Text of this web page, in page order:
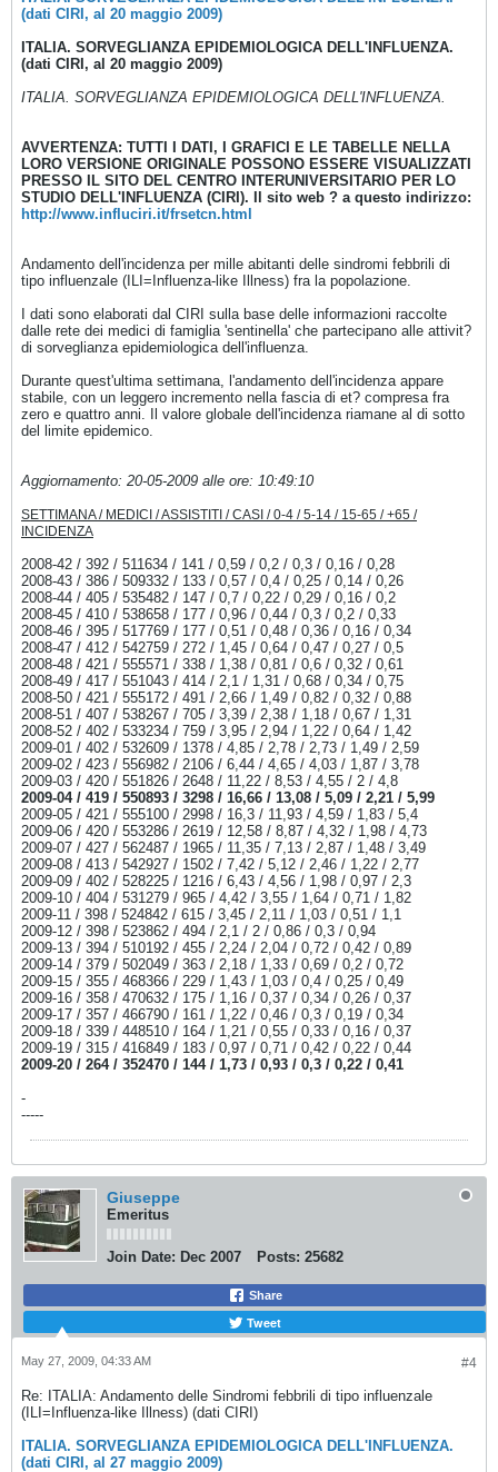
(dati CIRI, al 20 maggio 2009)
ITALIA. SORVEGLIANZA EPIDEMIOLOGICA DELL'INFLUENZA.
(dati CIRI, al 20 maggio 2009)
ITALIA. SORVEGLIANZA EPIDEMIOLOGICA DELL'INFLUENZA.
AVVERTENZA: TUTTI I DATI, I GRAFICI E LE TABELLE NELLA
LORO VERSIONE ORIGINALE POSSONO ESSERE VISUALIZZATI
PRESSO IL SITO DEL CENTRO INTERUNIVERSITARIO PER LO
STUDIO DELL'INFLUENZA (CIRI). Il sito web ? a questo indirizzo:
http://www.influciri.it/frsetcn.html
Andamento dell'incidenza per mille abitanti delle sindromi febbrili di
tipo influenzale (ILI=Influenza-like Illness) fra la popolazione.
I dati sono elaborati dal CIRI sulla base delle informazioni raccolte
dalle rete dei medici di famiglia 'sentinella' che partecipano alle attivit?
di sorveglianza epidemiologica dell'influenza.
Durante quest'ultima settimana, l'andamento dell'incidenza appare
stabile, con un leggero incremento nella fascia di et? compresa fra
zero e quattro anni. Il valore globale dell'incidenza riamane al di sotto
del limite epidemico.
Aggiornamento: 20-05-2009 alle ore: 10:49:10
SETTIMANA / MEDICI / ASSISTITI / CASI / 0-4 / 5-14 / 15-65 / +65 /
INCIDENZA
2008-42 / 392 / 511634 / 141 / 0,59 / 0,2 / 0,3 / 0,16 / 0,28
2008-43 / 386 / 509332 / 133 / 0,57 / 0,4 / 0,25 / 0,14 / 0,26
2008-44 / 405 / 535482 / 147 / 0,7 / 0,22 / 0,29 / 0,16 / 0,2
2008-45 / 410 / 538658 / 177 / 0,96 / 0,44 / 0,3 / 0,2 / 0,33
2008-46 / 395 / 517769 / 177 / 0,51 / 0,48 / 0,36 / 0,16 / 0,34
2008-47 / 412 / 542759 / 272 / 1,45 / 0,64 / 0,47 / 0,27 / 0,5
2008-48 / 421 / 555571 / 338 / 1,38 / 0,81 / 0,6 / 0,32 / 0,61
2008-49 / 417 / 551043 / 414 / 2,1 / 1,31 / 0,68 / 0,34 / 0,75
2008-50 / 421 / 555172 / 491 / 2,66 / 1,49 / 0,82 / 0,32 / 0,88
2008-51 / 407 / 538267 / 705 / 3,39 / 2,38 / 1,18 / 0,67 / 1,31
2008-52 / 402 / 533234 / 759 / 3,95 / 2,94 / 1,22 / 0,64 / 1,42
2009-01 / 402 / 532609 / 1378 / 4,85 / 2,78 / 2,73 / 1,49 / 2,59
2009-02 / 423 / 556982 / 2106 / 6,44 / 4,65 / 4,03 / 1,87 / 3,78
2009-03 / 420 / 551826 / 2648 / 11,22 / 8,53 / 4,55 / 2 / 4,8
2009-04 / 419 / 550893 / 3298 / 16,66 / 13,08 / 5,09 / 2,21 / 5,99
2009-05 / 421 / 555100 / 2998 / 16,3 / 11,93 / 4,59 / 1,83 / 5,4
2009-06 / 420 / 553286 / 2619 / 12,58 / 8,87 / 4,32 / 1,98 / 4,73
2009-07 / 427 / 562487 / 1965 / 11,35 / 7,13 / 2,87 / 1,48 / 3,49
2009-08 / 413 / 542927 / 1502 / 7,42 / 5,12 / 2,46 / 1,22 / 2,77
2009-09 / 402 / 528225 / 1216 / 6,43 / 4,56 / 1,98 / 0,97 / 2,3
2009-10 / 404 / 531279 / 965 / 4,42 / 3,55 / 1,64 / 0,71 / 1,82
2009-11 / 398 / 524842 / 615 / 3,45 / 2,11 / 1,03 / 0,51 / 1,1
2009-12 / 398 / 523862 / 494 / 2,1 / 2 / 0,86 / 0,3 / 0,94
2009-13 / 394 / 510192 / 455 / 2,24 / 2,04 / 0,72 / 0,42 / 0,89
2009-14 / 379 / 502049 / 363 / 2,18 / 1,33 / 0,69 / 0,2 / 0,72
2009-15 / 355 / 468366 / 229 / 1,43 / 1,03 / 0,4 / 0,25 / 0,49
2009-16 / 358 / 470632 / 175 / 1,16 / 0,37 / 0,34 / 0,26 / 0,37
2009-17 / 357 / 466790 / 161 / 1,22 / 0,46 / 0,3 / 0,19 / 0,34
2009-18 / 339 / 448510 / 164 / 1,21 / 0,55 / 0,33 / 0,16 / 0,37
2009-19 / 315 / 416849 / 183 / 0,97 / 0,71 / 0,42 / 0,22 / 0,44
2009-20 / 264 / 352470 / 144 / 1,73 / 0,93 / 0,3 / 0,22 / 0,41
-
-----
Giuseppe
Emeritus
Join Date: Dec 2007 Posts: 25682
Share
Tweet
#4
May 27, 2009, 04:33 AM
Re: ITALIA: Andamento delle Sindromi febbrili di tipo influenzale
(ILI=Influenza-like Illness) (dati CIRI)
ITALIA. SORVEGLIANZA EPIDEMIOLOGICA DELL'INFLUENZA.
(dati CIRI, al 27 maggio 2009)